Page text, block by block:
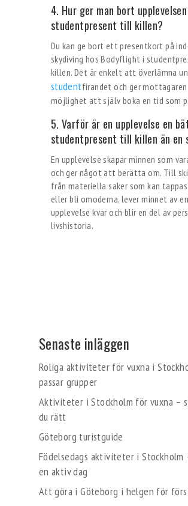
4. Hur ger man bort
studentpresent till killen?
Du kan ge bort ett presentkort på
skydiving hos Bodyflight i
killen. Det är enkelt att överlämna
studentfirandet och ger mottagaren
möjlighet att själv boka en tid som
5. Varför är en upplevelse en
studentpresent till killen än en
En upplevelse skapar minnen som
och ger något att berätta om. Till
från materiella saker som kan
eller bli omoderna, lever minnet av
upplevelse kvar och blir en del av
livshistoria.
Senaste inläggen
Roliga aktiviteter för vuxna i
passar grupper
Aktiviteter i Stockholm för vuxna –
du rätt
Göteborg turistguide
Födelsedags aktiviteter i
en aktiv dag
Att göra i Göteborg i helgen för